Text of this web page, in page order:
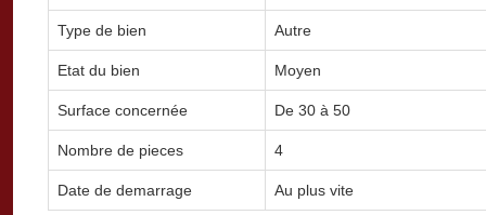
Type de bien Autre
Etat du bien Moyen
Surface concernée De 30 à 50
Nombre de pieces 4
Date de demarrage Au plus vite